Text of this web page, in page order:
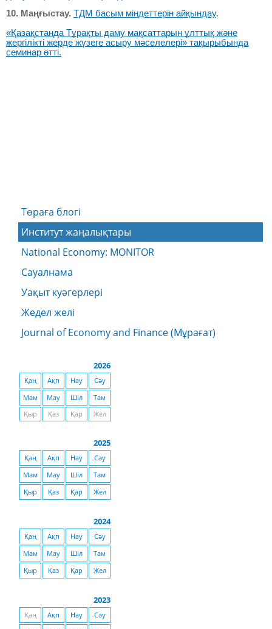
10. Маңғыстау. ТДМ басым міндеттерін айқындау.
«Қазақстанда Тұрақты даму мақсаттарын ұлттық және
жергілікті жерде жүзеге асыру мәселелері» тақырыбында
семинар өтті.
Төраға блогі
Институт жаңалықтары
National Economy: MONITOR
Сауалнама
Уақыт куәгерлері
Жедел желі
Journal of Economy and Finance (Мұрағат)
2026
Қаң Ақп Нау
Сәу
Мам
Мау Шіл
Там
Қыр
Қаз Қар Жел
2025
Қаң Ақп Нау
Сәу
Мам
Мау Шіл
Там
Қыр
Қаз Қар Жел
2024
Қаң Ақп Нау
Сәу
Мам
Мау Шіл
Там
Қыр
Қаз Қар Жел
2023
Қаң Ақп Нау
Сәу